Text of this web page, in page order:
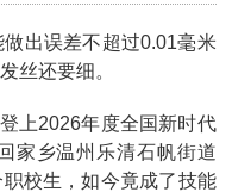
出误差不超过0.01毫米
丝还要细。
上2026年度全国新时代
家乡温州乐清石帆街道
校生，如今竟成了技能